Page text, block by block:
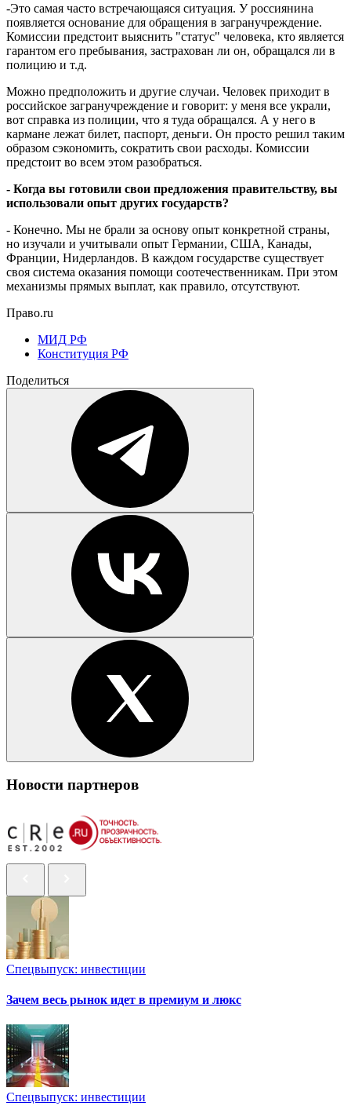
-Это самая часто встречающаяся ситуация. У россиянина
появляется основание для обращения в загранучреждение.
Комиссии предстоит выяснить "статус" человека, кто является
гарантом его пребывания, застрахован ли он, обращался ли в
полицию и т.д.
Можно предположить и другие случаи. Человек приходит в
российское загранучреждение и говорит: у меня все украли,
вот справка из полиции, что я туда обращался. А у него в
кармане лежат билет, паспорт, деньги. Он просто решил таким
образом сэкономить, сократить свои расходы. Комиссии
предстоит во всем этом разобраться.
- Когда вы готовили свои предложения правительству, вы
использовали опыт других государств?
- Конечно. Мы не брали за основу опыт конкретной страны,
но изучали и учитывали опыт Германии, США, Канады,
Франции, Нидерландов. В каждом государстве существует
своя система оказания помощи соотечественникам. При этом
механизмы прямых выплат, как правило, отсутствуют.
Право.ru
МИД РФ
Конституция РФ
Поделиться
Новости партнеров
Спецвыпуск: инвестиции
Зачем весь рынок идет в премиум и люкс
Спецвыпуск: инвестиции